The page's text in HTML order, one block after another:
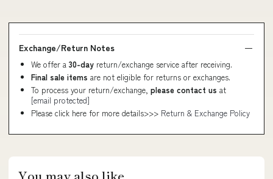
Exchange/Return Notes
We offer a 30-day return/exchange service after receiving.
Final sale items are not eligible for returns or exchanges.
To process your return/exchange, please contact us at
[email protected]
Please click here for more details>>> Return & Exchange Policy